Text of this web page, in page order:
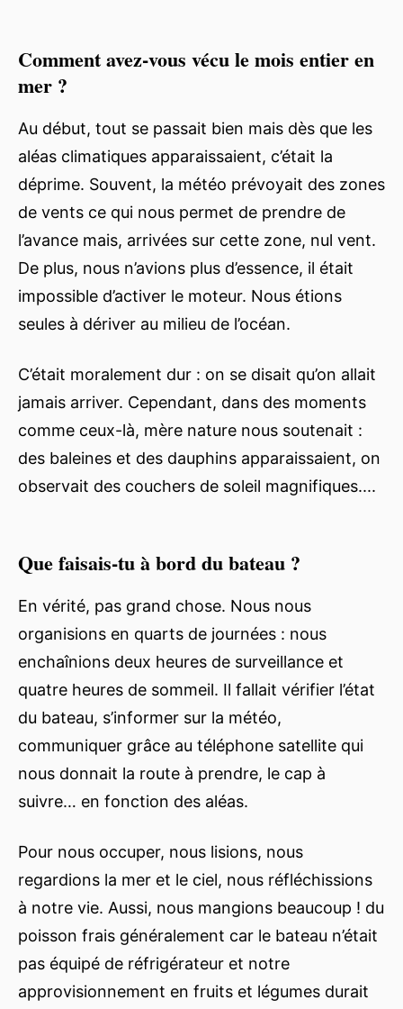
Comment avez-vous vécu le mois entier en
mer ?
Au début, tout se passait bien mais dès que les
aléas climatiques apparaissaient, c’était la
déprime. Souvent, la météo prévoyait des zones
de vents ce qui nous permet de prendre de
l’avance mais, arrivées sur cette zone, nul vent.
De plus, nous n’avions plus d’essence, il était
impossible d’activer le moteur. Nous étions
seules à dériver au milieu de l’océan.
C’était moralement dur : on se disait qu’on allait
jamais arriver. Cependant, dans des moments
comme ceux-là, mère nature nous soutenait :
des baleines et des dauphins apparaissaient, on
observait des couchers de soleil magnifiques....
Que faisais-tu à bord du bateau ?
En vérité, pas grand chose. Nous nous
organisions en quarts de journées : nous
enchaînions deux heures de surveillance et
quatre heures de sommeil. Il fallait vérifier l’état
du bateau, s’informer sur la météo,
communiquer grâce au téléphone satellite qui
nous donnait la route à prendre, le cap à
suivre… en fonction des aléas.
Pour nous occuper, nous lisions, nous
regardions la mer et le ciel, nous réfléchissions
à notre vie. Aussi, nous mangions beaucoup ! du
poisson frais généralement car le bateau n’était
pas équipé de réfrigérateur et notre
approvisionnement en fruits et légumes durait